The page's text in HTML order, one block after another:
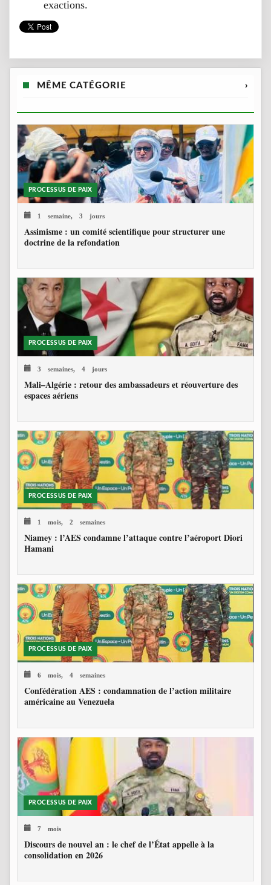
exactions.
MÊME CATÉGORIE ›
PROCESSUS DE PAIX
1 semaine, 3 jours
Assimisme : un comité scientifique pour structurer une
doctrine de la refondation
PROCESSUS DE PAIX
3 semaines, 4 jours
Mali–Algérie : retour des ambassadeurs et réouverture des
espaces aériens
PROCESSUS DE PAIX
1 mois, 2 semaines
Niamey : l’AES condamne l’attaque contre l’aéroport Diori
Hamani
PROCESSUS DE PAIX
6 mois, 4 semaines
Confédération AES : condamnation de l’action militaire
américaine au Venezuela
PROCESSUS DE PAIX
7 mois
Discours de nouvel an : le chef de l’État appelle à la
consolidation en 2026